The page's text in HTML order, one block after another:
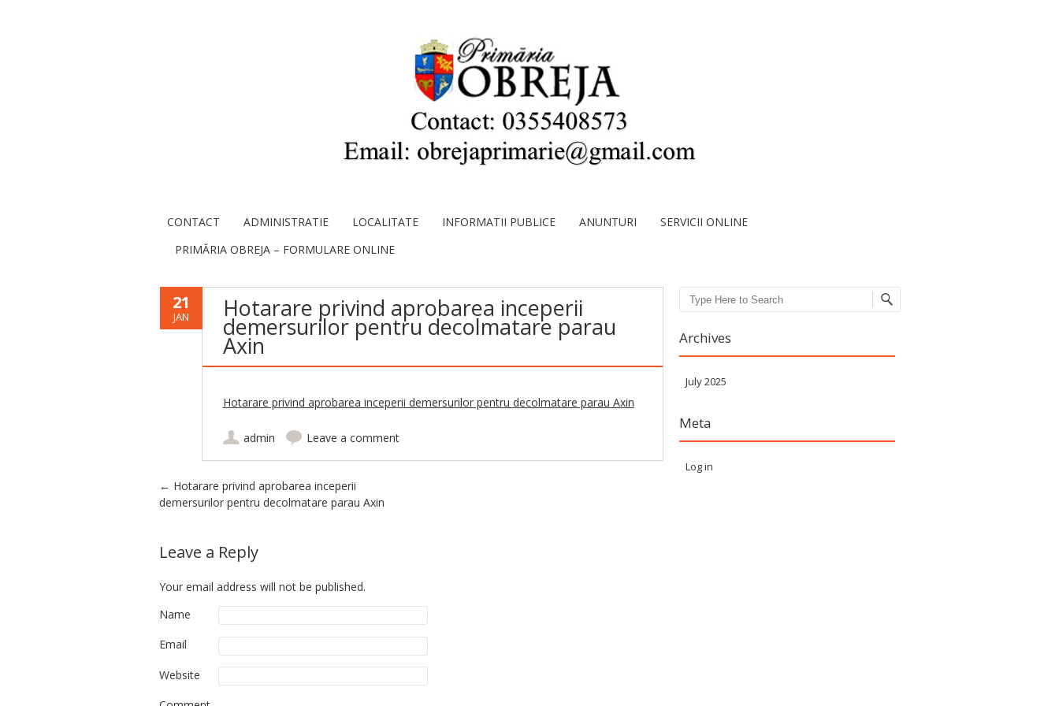
CONTACT ADMINISTRATIE LOCALITATE INFORMATII PUBLICE ANUNTURI
SERVICII ONLINE
PRIMĂRIA OBREJA – FORMULARE ONLINE
21
JAN Hotarare privind aprobarea inceperii
demersurilor pentru decolmatare parau
Axin
Hotarare privind aprobarea inceperii demersurilor pentru decolmatare parau Axin
admin Leave a comment
Post navigation
← Hotarare privind aprobarea inceperii
demersurilor pentru decolmatare parau Axin
Leave a Reply
Your email address will not be published.
Name
Email
Website
Search
Archives
July 2025
Meta
Log in